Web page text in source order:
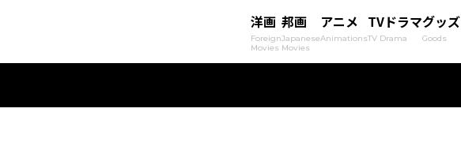
洋画
Foreign
Movies
邦画
Japanese
Movies
アニメ
Animations
TVドラマ
TV Drama
グッズ
Goods